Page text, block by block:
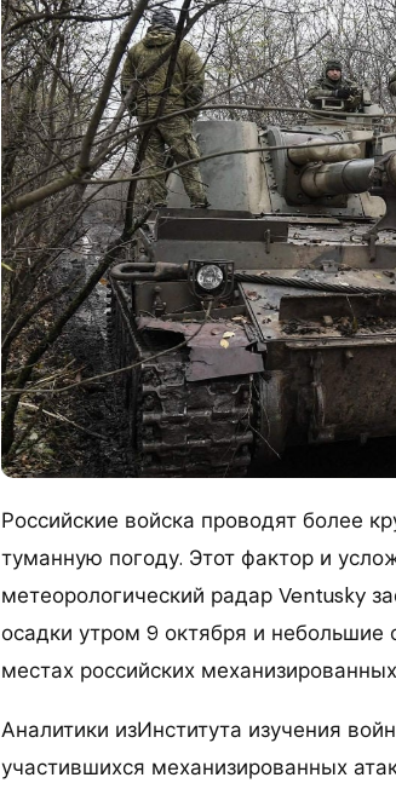
Российские войска проводят более
туманную погоду. Этот фактор и
метеорологический радар Ventusky
осадки утром 9 октября и небольшие
местах российских
Аналитики изИнститута изучения
участившихся механизированных